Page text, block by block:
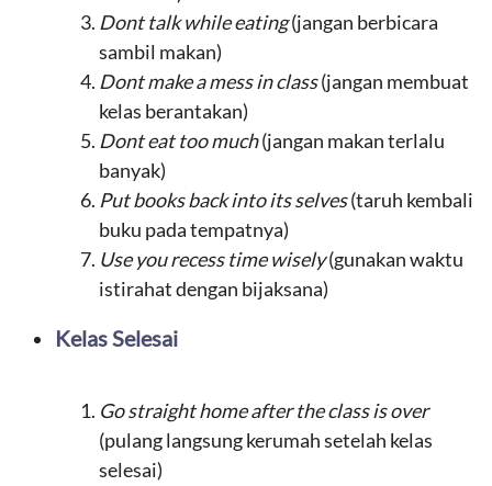
Dont talk while eating(jangan berbicara
sambil makan)
Dont make a mess in class(jangan membuat
kelas berantakan)
Dont eat too much(jangan makan terlalu
banyak)
Put books back into its selves(taruh kembali
buku pada tempatnya)
Use you recess time wisely(gunakan waktu
istirahat dengan bijaksana)
Kelas Selesai
Go straight home after the class is over
(pulang langsung kerumah setelah kelas
selesai)